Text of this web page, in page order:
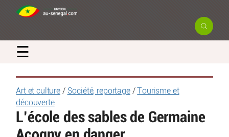
☰
Art et culture / Société, reportage/
Tourisme et
découverte
L’école des sables de Germaine